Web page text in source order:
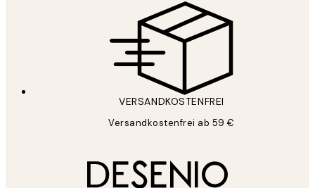
VERSANDKOSTENFREI
Versandkostenfrei ab 59 €